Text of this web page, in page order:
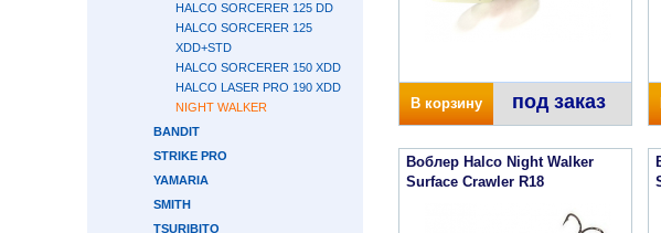
HALCO SORCERER 125 DD
HALCO SORCERER 125
XDD+STD
HALCO SORCERER 150 XDD
HALCO LASER PRO 190 XDD
NIGHT WALKER
BANDIT
STRIKE PRO
YAMARIA
SMITH
TSURIBITO
В корзину под заказ
Воблер Halco Night Walker
Surface Crawler R18